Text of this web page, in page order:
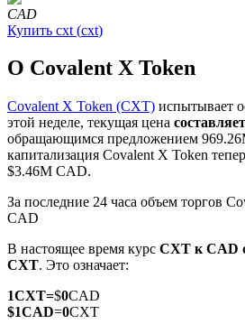
Фьючерсы на COIN-M
Криптовалютные фьючерсы
Деривативы на акции, форекс,
сырьевые товары
CAD
Купить cxt (cxt)
О Covalent X Token
Covalent X Token (CXT) испытывает
этой неделе, текущая цена
обращающимся предложением
капитализация Covalent X Token
$3.46M CAD.
За последние 24 часа объем торгов
CAD
В настоящее время курс CXT к CAD
CXT. Это означает:
1CXT=$0CAD
$1CAD=0CXT